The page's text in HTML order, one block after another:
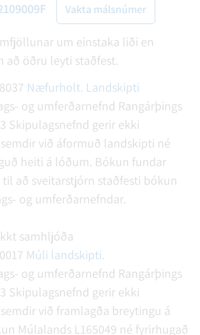
Vakta málsnúmer
um einstaka liði en
að öðru leyti staðfest.
Næfurholt. Landskipti
og umferðarnefnd Rangárþings
Skipulagsnefnd gerir ekki
við áformuð landskipti né
heiti á lóðum. Bókun fundar
til að sveitarstjórn staðfesti bókun
og umferðarnefndar.
samhljóða
Múli landskipti.
og umferðarnefnd Rangárþings
Skipulagsnefnd gerir ekki
við framlagða breytingu á
Múlalands L165049 né fyrirhugað